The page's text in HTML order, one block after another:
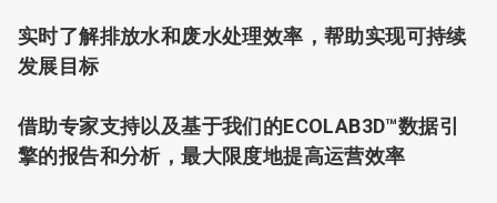
实时了解排放水和废水处理效率，帮助实现可持续
发展目标
借助专家支持以及基于我们的ECOLAB3D™数据引
擎的报告和分析，最大限度地提高运营效率